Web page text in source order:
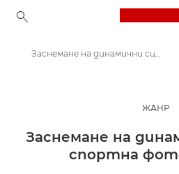
Вдъхновете се | Съвети за фотография и печат и ръководства за купувача
Истории за фотография и творчество
Заснемане на динамични сцени и спортна фотография | Получете вдъхновение
ЖАНР
Заснемане на
спортна